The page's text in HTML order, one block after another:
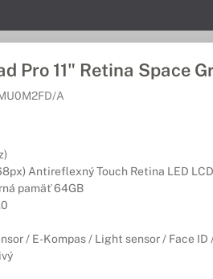
Pro 11" Retina Space
A
Antireflexný Touch Retina LED LCD
pamäť 64GB
/ E-Kompas / Light sensor / Face